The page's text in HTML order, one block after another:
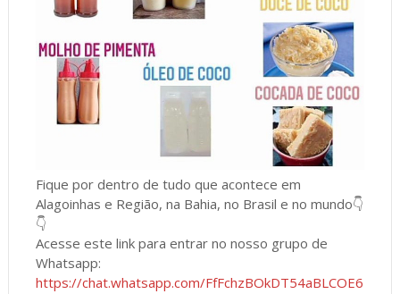
Fique por dentro de tudo que acontece em
Alagoinhas e Região, na Bahia, no Brasil e no mundo👇
👇
Acesse este link para entrar no nosso grupo de
Whatsapp:
https://chat.whatsapp.com/FfFchzBOkDT54aBLCOE6